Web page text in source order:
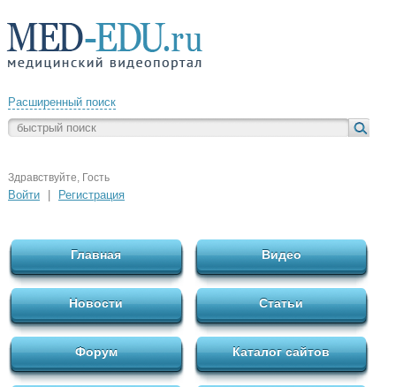
Расширенный поиск
Здравствуйте, Гость
Войти Регистрация
Главная Видео
Новости Статьи
Форум Каталог сайтов